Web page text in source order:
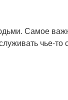
Самое
чье-